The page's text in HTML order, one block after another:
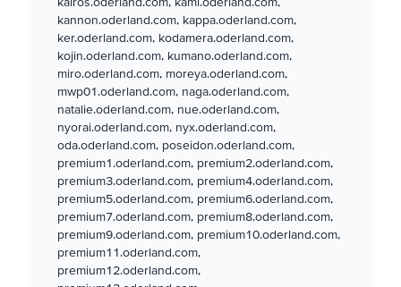
kannon.oderland.com, kappa.oderland.com,
ker.oderland.com, kodamera.oderland.com,
kojin.oderland.com, kumano.oderland.com,
miro.oderland.com, moreya.oderland.com,
mwp01.oderland.com, naga.oderland.com,
natalie.oderland.com, nue.oderland.com,
nyorai.oderland.com, nyx.oderland.com,
oda.oderland.com, poseidon.oderland.com,
premium1.oderland.com, premium2.oderland.com,
premium3.oderland.com, premium4.oderland.com,
premium5.oderland.com, premium6.oderland.com,
premium7.oderland.com, premium8.oderland.com,
premium9.oderland.com, premium10.oderland.com,
premium11.oderland.com,
premium12.oderland.com,